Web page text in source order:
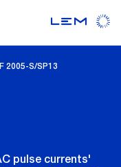
2005-S/SP13
pulse currents'